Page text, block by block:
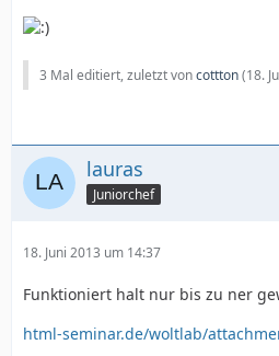
3 Mal editiert, zuletzt voncottton(18.
lauras
Juniorchef
18. Juni 2013 um 14:37
Funktioniert halt nur bis zu ner
html-seminar.de/woltlab/